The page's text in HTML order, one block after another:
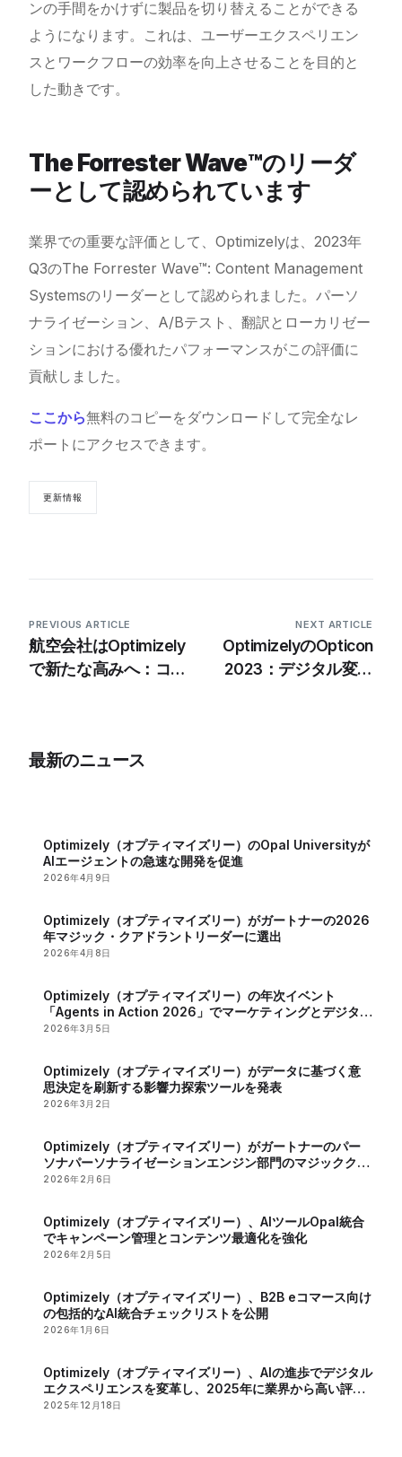
ンの手間をかけずに製品を切り替えることができる
ようになります。これは、ユーザーエクスペリエン
スとワークフローの効率を向上させることを目的と
した動きです。
The Forrester Wave™️のリーダ
ーとして認められています
業界での重要な評価として、Optimizelyは、2023年
Q3のThe Forrester Wave™: Content Management
Systemsのリーダーとして認められました。パーソ
ナライゼーション、A/Bテスト、翻訳とローカリゼー
ションにおける優れたパフォーマンスがこの評価に
貢献しました。
ここから無料のコピーをダウンロードして完全なレ
ポートにアクセスできます。
更新情報
PREVIOUS ARTICLE
航空会社はOptimizely
で新たな高みへ：コン
NEXT ARTICLE
OptimizelyのOpticon
2023：デジタル変革
最新のニュース
Optimizely（オプティマイズリー）のOpal Universityが
AIエージェントの急速な開発を促進
2026年4月9日
Optimizely（オプティマイズリー）がガートナーの2026
年マジック・クアドラントリーダーに選出
2026年4月8日
Optimizely（オプティマイズリー）の年次イベント
「Agents in Action 2026」でマーケティングとデジタル
戦略におけるAIの役割が明らかに
2026年3月5日
Optimizely（オプティマイズリー）がデータに基づく意
思決定を刷新する影響力探索ツールを発表
2026年3月2日
Optimizely（オプティマイズリー）がガートナーのパー
ソナパーソナライゼーションエンジン部門のマジッククア
ドラントで2年連続のリーダーに認定
2026年2月6日
Optimizely（オプティマイズリー）、AIツールOpal統合
でキャンペーン管理とコンテンツ最適化を強化
2026年2月5日
Optimizely（オプティマイズリー）、B2B eコマース向け
の包括的なAI統合チェックリストを公開
2026年1月6日
Optimizely（オプティマイズリー）、AIの進歩でデジタル
エクスペリエンスを変革し、2025年に業界から高い評価
を獲得
2025年12月18日